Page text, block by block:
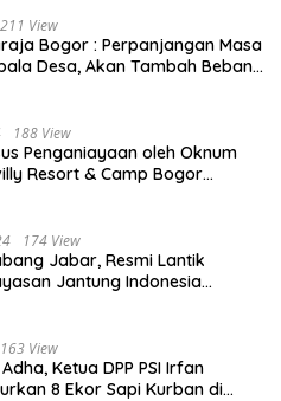
211 View
Bogor : Perpanjangan Masa
Desa, Akan Tambah Beban
188 View
Penganiayaan oleh Oknum
Resort & Camp Bogor
174 View
Jabar, Resmi Lantik
Jantung Indonesia
163 View
Ketua DPP PSI Irfan
8 Ekor Sapi Kurban di